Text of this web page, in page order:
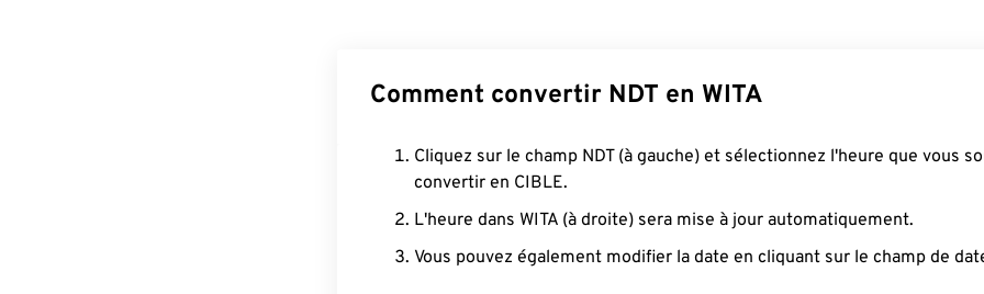
Comment convertir NDT en WITA
Cliquez sur le champ NDT (à gauche) et sélectionnez l'heure que vous
convertir en CIBLE.
L'heure dans WITA (à droite) sera mise à jour automatiquement.
Vous pouvez également modifier la date en cliquant sur le champ de